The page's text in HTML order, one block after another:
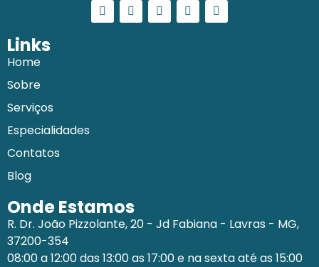
Links
Home
Sobre
Serviços
Especialidades
Contatos
Blog
Onde Estamos
R. Dr. João Pizzolante, 20 - Jd Fabiana - Lavras - MG,
37200-354
08:00 a 12:00 das 13:00 as 17:00 e na sexta até as 15:00